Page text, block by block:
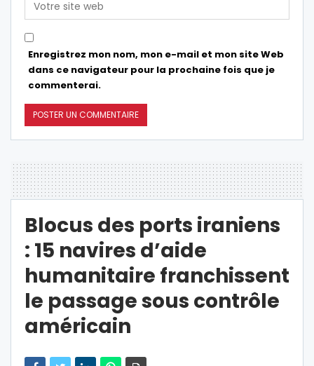
Enregistrez mon nom, mon e-mail et mon site Web
dans ce navigateur pour la prochaine fois que je
commenterai.
Blocus des ports iraniens
: 15 navires d’aide
humanitaire franchissent
le passage sous contrôle
américain